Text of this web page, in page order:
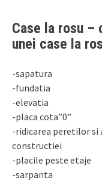
Case la rosu
unei case la
-sapatura
-fundatia
-elevatia
-placa cota”0”
-ridicarea peretilor
constructiei
-placile peste etaje
-sarpanta